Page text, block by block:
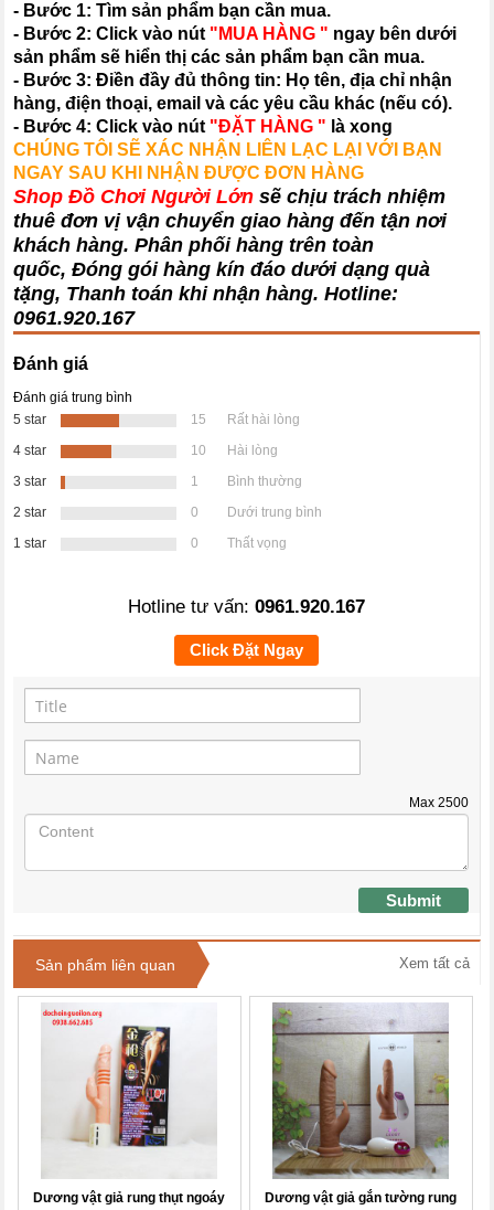
- Bước 1: Tìm sản phẩm bạn cần mua.
- Bước 2: Click vào nút "MUA HÀNG " ngay bên dưới
sản phẩm sẽ hiển thị các sản phẩm bạn cần mua.
- Bước 3: Điền đầy đủ thông tin: Họ tên, địa chỉ nhận
hàng, điện thoại, email và các yêu cầu khác (nếu có).
- Bước 4: Click vào nút "ĐẶT HÀNG " là xong
CHÚNG TÔI SẼ XÁC NHẬN LIÊN LẠC LẠI VỚI BẠN
NGAY SAU KHI NHẬN ĐƯỢC ĐƠN HÀNG
Shop Đồ Chơi Người Lớn sẽ chịu trách nhiệm
thuê đơn vị vận chuyển giao hàng đến tận nơi
khách hàng. Phân phối hàng trên toàn
quốc, Đóng gói hàng kín đáo dưới dạng quà
tặng, Thanh toán khi nhận hàng. Hotline:
0961.920.167
Đánh giá
Đánh giá trung bình
5 star
15
Rất hài lòng
4 star
10
Hài lòng
3 star
1
Bình thường
2 star
0
Dưới trung bình
1 star
0 Thất vọng
Hotline tư vấn: 0961.920.167
Click Đặt Ngay
Max 2500
Submit
Sản phẩm liên quan Xem tất cả
Dương vật giả rung thụt ngoáy Dương vật giả gắn tường rung